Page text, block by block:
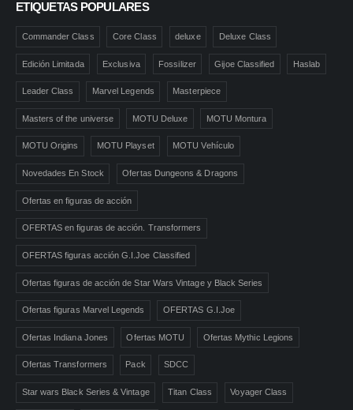
ETIQUETAS POPULARES
Commander Class Core Class deluxe Deluxe Class
Edición Limitada Exclusiva Fossilizer Gijoe Classified Haslab
Leader Class Marvel Legends Masterpiece
Masters of the universe MOTU Deluxe MOTU Montura
MOTU Origins MOTU Playset MOTU Vehículo
Novedades En Stock Ofertas Dungeons & Dragons
Ofertas en figuras de acción
OFERTAS en figuras de acción. Transformers
OFERTAS figuras acción G.I.Joe Classified
Ofertas figuras de acción de Star Wars Vintage y Black Series
Ofertas figuras Marvel Legends OFERTAS G.I.Joe
Ofertas Indiana Jones Ofertas MOTU Ofertas Mythic Legions
Ofertas Transformers Pack SDCC
Star wars Black Series & Vintage Titan Class Voyager Class